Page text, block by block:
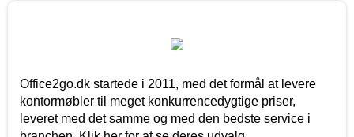
Office2go.dk startede i 2011, med det formål at levere
kontormøbler til meget konkurrencedygtige priser,
leveret med det samme og med den bedste service i